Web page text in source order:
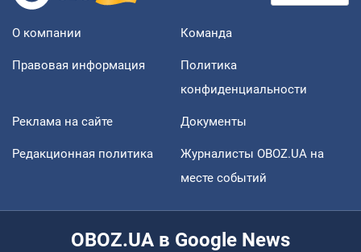
О компании Команда
Правовая информация
Политика
конфиденциальности
Реклама на сайте Документы
Редакционная политика
Журналисты OBOZ.UA на
месте событий
OBOZ.UA в Google News